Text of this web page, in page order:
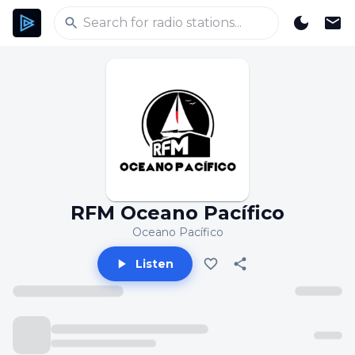
RFM Oceano Pacífico
Oceano Pacífico
Listen